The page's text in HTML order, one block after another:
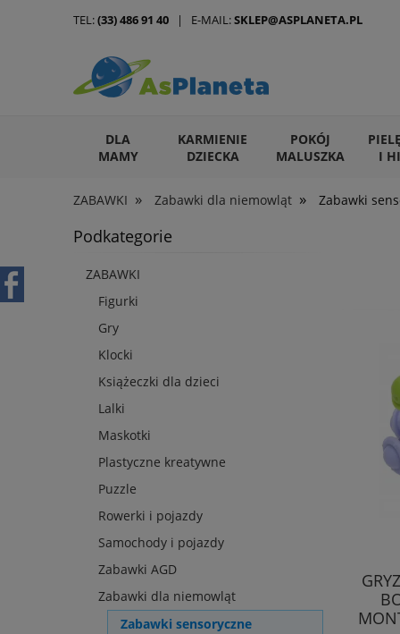
DLA
MAMY
KARMIENIE
DZIECKA
POKÓJ
MALUSZKA
I
ARTYKUŁY DLA ZWIERZĄT
ZABAWKI » Zabawki dla niemowląt » Zabawki
TEL:(33) 486 91 40 | E-MAIL:SKLEP@ASPLANETA.PL
Podkategorie
ZABAWKI
Figurki
Gry
Klocki
Książeczki dla dzieci
Lalki
Maskotki
Plastyczne kreatywne
Puzzle
Rowerki i pojazdy
Samochody i pojazdy
Zabawki AGD
Zabawki dla niemowląt
Zabawki sensoryczne